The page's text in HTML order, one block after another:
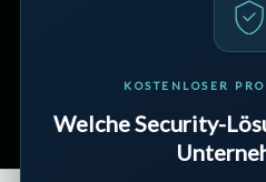
Rückgabe & Erstattung
Streitbeilegung
KOSTENLOSER
Welche Security-